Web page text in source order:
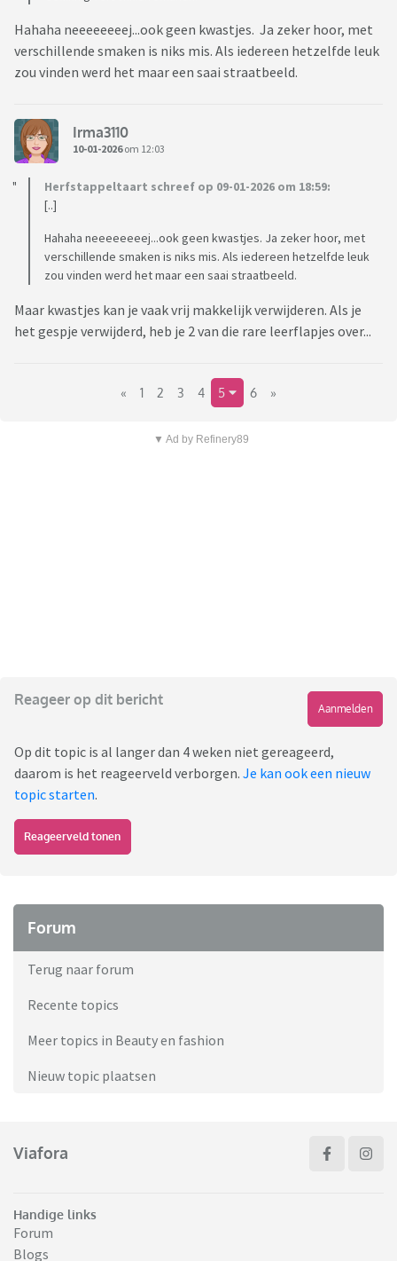
Hahaha neeeeeeeej...ook geen kwastjes. Ja zeker hoor, met
verschillende smaken is niks mis. Als iedereen hetzelfde leuk
zou vinden werd het maar een saai straatbeeld.
Irma3110
10-01-2026om 12:03
Herfstappeltaart schreef op 09-01-2026 om 18:59:
[..]
Hahaha neeeeeeeej...ook geen kwastjes. Ja zeker hoor, met
verschillende smaken is niks mis. Als iedereen hetzelfde leuk
zou vinden werd het maar een saai straatbeeld.
Maar kwastjes kan je vaak vrij makkelijk verwijderen. Als je
het gespje verwijderd, heb je 2 van die rare leerflapjes over...
« 1 2 3 4 5 6 »
▼ Ad by Refinery89
Reageer op dit bericht
Aanmelden
Op dit topic is al langer dan 4 weken niet gereageerd,
daarom is het reageerveld verborgen. Je kan ook een nieuw
topic starten.
Reageerveld tonen
Forum
Terug naar forum
Recente topics
Meer topics in Beauty en fashion
Nieuw topic plaatsen
Viafora
Handige links
Forum
Blogs